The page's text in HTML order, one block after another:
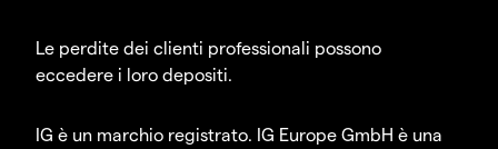
Le perdite dei clienti professionali possono
eccedere i loro depositi.
IG è un marchio registrato. IG Europe GmbH è una